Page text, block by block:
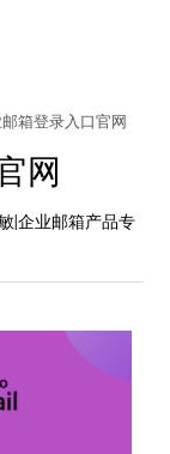
箱登录入口官网
网
|企业邮箱产品专